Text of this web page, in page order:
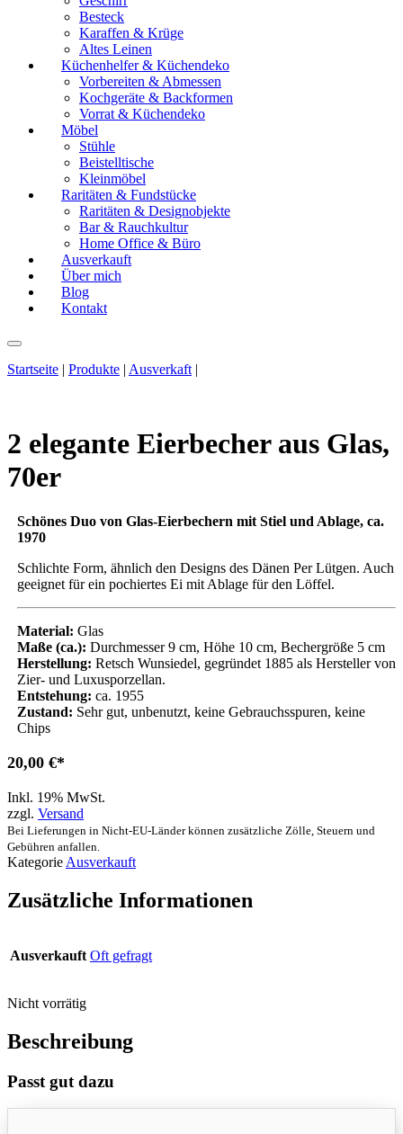
Besteck
Karaffen & Krüge
Altes Leinen
Küchenhelfer & Küchendeko
Vorbereiten & Abmessen
Kochgeräte & Backformen
Vorrat & Küchendeko
Möbel
Stühle
Beistelltische
Kleinmöbel
Raritäten & Fundstücke
Raritäten & Designobjekte
Bar & Rauchkultur
Home Office & Büro
Ausverkauft
Über mich
Blog
Kontakt
Startseite | Produkte | Ausverkaft |
2 elegante Eierbecher aus Glas,
70er
Schönes Duo von Glas-Eierbechern mit Stiel und Ablage, ca.
1970
Schlichte Form, ähnlich den Designs des Dänen Per Lütgen. Auch
geeignet für ein pochiertes Ei mit Ablage für den Löffel.
Material: Glas
Maße (ca.): Durchmesser 9 cm, Höhe 10 cm, Bechergröße 5 cm
Herstellung: Retsch Wunsiedel, gegründet 1885 als Hersteller von
Zier- und Luxusporzellan.
Entstehung: ca. 1955
Zustand: Sehr gut, unbenutzt, keine Gebrauchsspuren, keine
Chips
20,00 €
Inkl. 19% MwSt.
zzgl. Versand
Bei Lieferungen in Nicht-EU-Länder können zusätzliche Zölle, Steuern und
Gebühren anfallen.
Kategorie Ausverkauft
Zusätzliche Informationen
Ausverkauft Oft gefragt
Nicht vorrätig
Beschreibung
Passt gut dazu